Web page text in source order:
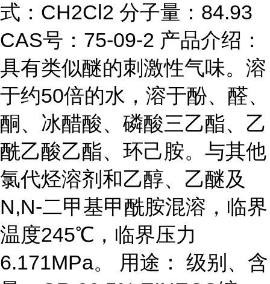
式：CH2Cl2 分子量：84.93
CAS号：75-09-2 产品介绍：
具有类似醚的刺激性气味。溶
于约50倍的水，溶于酚、醛、
酮、冰醋酸、磷酸三乙酯、乙
酰乙酸乙酯、环己胺。与其他
氯代烃溶剂和乙醇、乙醚及
N,N-二甲基甲酰胺混溶，临界
温度245℃，临界压力
6.171MPa。 用途： 级别、含